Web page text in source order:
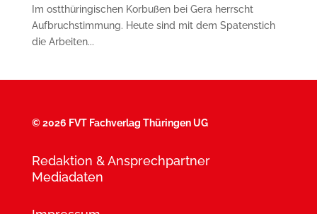
Im ostthüringischen Korbußen bei Gera herrscht
Aufbruchstimmung. Heute sind mit dem Spatenstich
die Arbeiten...
©2026 FVT Fachverlag Thüringen UG
Redaktion & Ansprechpartner
Mediadaten